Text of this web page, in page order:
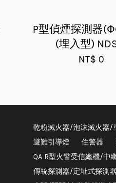
P型偵煙探測器
(埋入型)
NT$ 0
乾粉滅火器/泡沫滅火器/
避難引導燈
住警器
QA R型火警受信總機/
傳統探測器/定址式探測器